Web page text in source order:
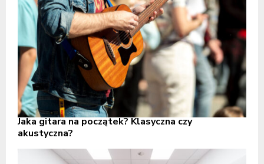
Jaka gitara na początek? Klasyczna czy
akustyczna?